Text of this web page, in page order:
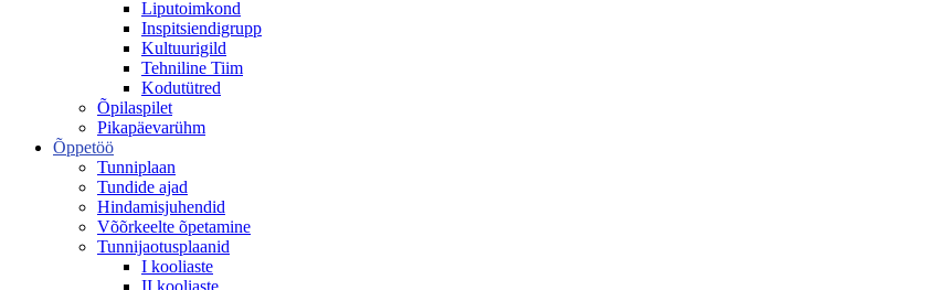
Liputoimkond
Inspitsiendigrupp
Kultuurigild
Tehniline Tiim
Kodutütred
Õpilaspilet
Pikapäevarühm
Õppetöö
Tunniplaan
Tundide ajad
Hindamisjuhendid
Võõrkeelte õpetamine
Tunnijaotusplaanid
I kooliaste
II kooliaste